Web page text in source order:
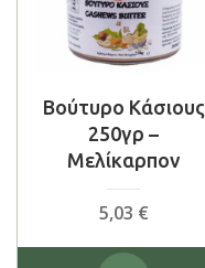
Βούτυρο Κάσιους
250γρ –
Μελίκαρπον
5,03 €